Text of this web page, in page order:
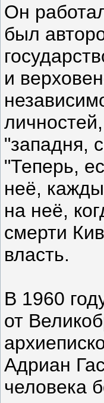
Он
был
и
"западня,
"Теперь,
неё,
на неё,
смерти
власть.
В 1960
от
Адриан
человека